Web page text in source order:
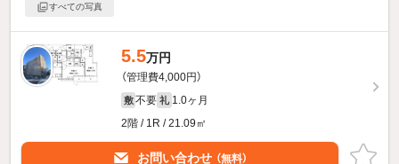
すべての写真
5.5万円
（管理費4,000円）
敷 不要 礼 1.0ヶ月
2階 / 1R / 21.09㎡
お問い合わせ （無料）